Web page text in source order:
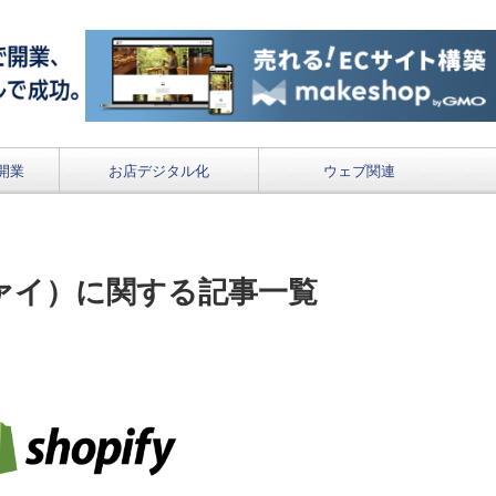
業 お店デジタル化 ウェブ関連
）に関する記事一覧